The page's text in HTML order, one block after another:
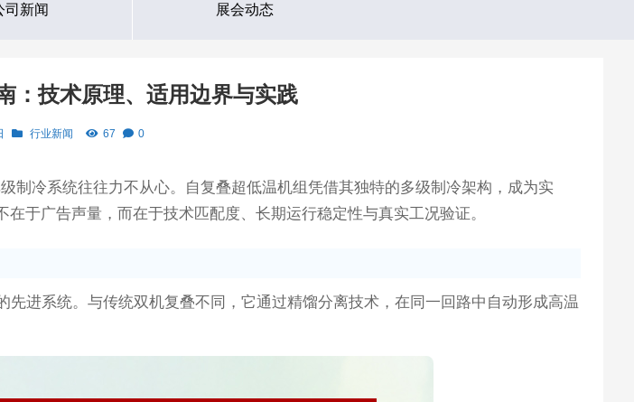
司新闻 展会动态
：技术原理、适用边界与实践
行业新闻 67 0
冷系统往往力不从心。自复叠超低温机组凭借其独特的多级制冷架构，成为实
于广告声量，而在于技术匹配度、长期运行稳定性与真实工况验证。
先进系统。与传统双机复叠不同，它通过精馏分离技术，在同一回路中自动形成高温